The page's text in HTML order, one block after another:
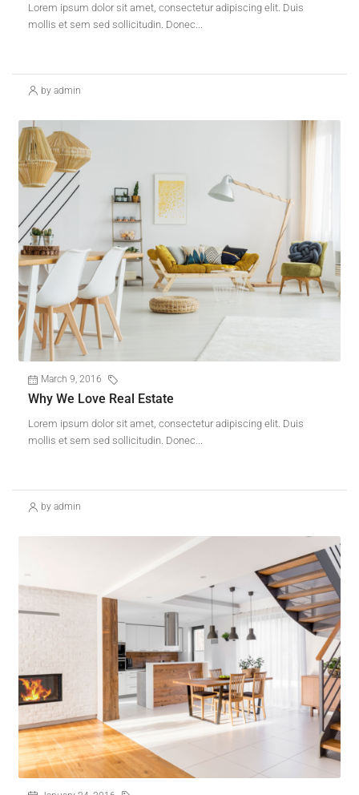
Lorem ipsum dolor sit amet, consectetur adipiscing elit. Duis
mollis et sem sed sollicitudin. Donec...
by admin
March 9, 2016
Why We Love Real Estate
Lorem ipsum dolor sit amet, consectetur adipiscing elit. Duis
mollis et sem sed sollicitudin. Donec...
by admin